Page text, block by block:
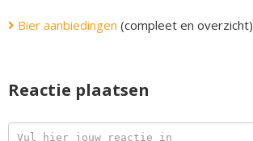
Bier aanbiedingen (compleet en overzicht)
Reactie plaatsen